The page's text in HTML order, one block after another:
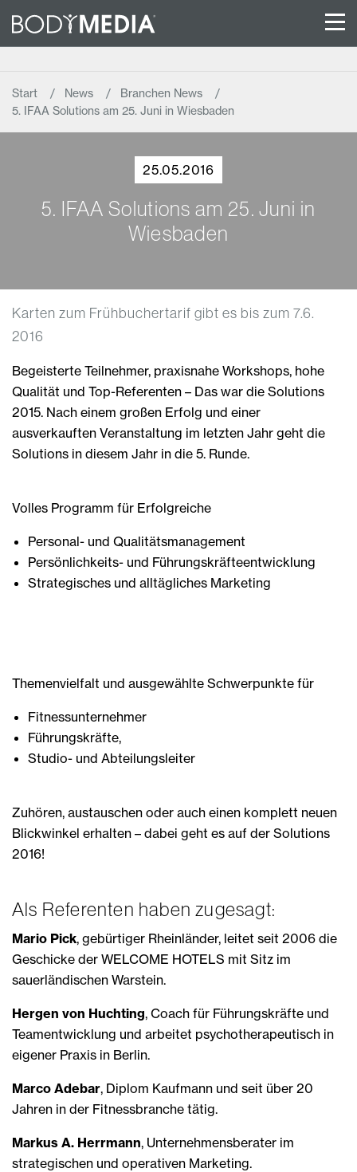
Start News
Branchen News
5. IFAA Solutions am 25. Juni in Wiesbaden
25.05.2016
5. IFAA Solutions am 25. Juni in
Wiesbaden
Karten zum Frühbuchertarif gibt es bis zum 7.6.
2016
Begeisterte Teilnehmer, praxisnahe Workshops, hohe
Qualität und Top-Referenten – Das war die Solutions
2015. Nach einem großen Erfolg und einer
ausverkauften Veranstaltung im letzten Jahr geht die
Solutions in diesem Jahr in die 5. Runde.
Volles Programm für Erfolgreiche
Personal- und Qualitätsmanagement
Persönlichkeits- und Führungskräfteentwicklung
Strategisches und alltägliches Marketing
Themenvielfalt und ausgewählte Schwerpunkte für
Fitnessunternehmer
Führungskräfte,
Studio- und Abteilungsleiter
Zuhören, austauschen oder auch einen komplett neuen
Blickwinkel erhalten – dabei geht es auf der Solutions
2016!
Als Referenten haben zugesagt:
Mario Pick, gebürtiger Rheinländer, leitet seit 2006 die
Geschicke der WELCOME HOTELS mit Sitz im
sauerländischen Warstein.
Hergen von Huchting, Coach für Führungskräfte und
Teamentwicklung und arbeitet psychotherapeutisch in
eigener Praxis in Berlin.
Marco Adebar, Diplom Kaufmann und seit über 20
Jahren in der Fitnessbranche tätig.
Markus A. Herrmann, Unternehmensberater im
strategischen und operativen Marketing.